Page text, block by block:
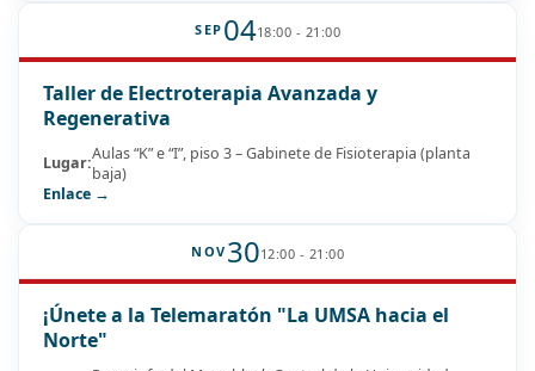
SEP 0418:00 - 21:00
Taller de Electroterapia Avanzada y
Regenerativa
Lugar:Aulas “K” e “I”, piso 3 – Gabinete de Fisioterapia (planta
baja)
Enlace →
NOV 3012:00 - 21:00
¡Únete a la Telemaratón "La UMSA hacia el
Norte"